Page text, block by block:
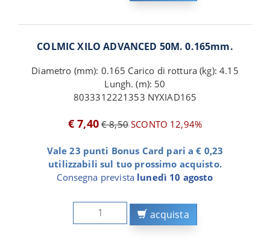
COLMIC XILO ADVANCED 50M. 0.165mm.
Diametro (mm): 0.165 Carico di rottura (kg): 4.15
Lungh. (m): 50
8033312221353 NYXIAD165
€ 7,40 € 8,50SCONTO 12,94%
Vale 23 punti Bonus Card pari a € 0,23
utilizzabili sul tuo prossimo acquisto.
Consegna prevista lunedì 10 agosto
acquista